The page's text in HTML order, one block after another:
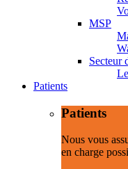
MSP
Secteur
Patients
Patients
Nous vous
en charge